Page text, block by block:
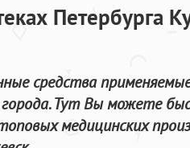
Петербурга
средства
Тут Вы можете
медицинских